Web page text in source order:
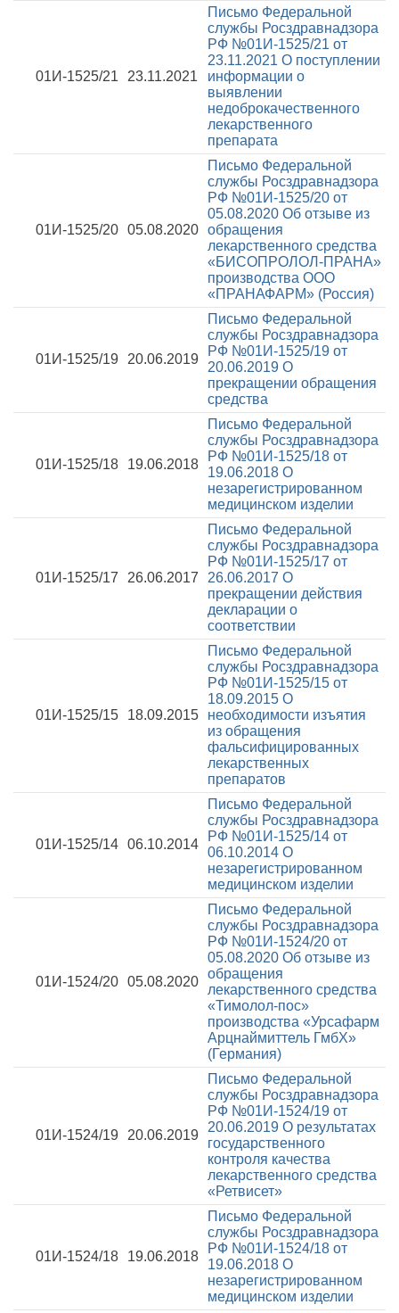
01И-1525/21 23.11.2021
Письмо Федеральной
службы Росздравнадзора
РФ №01И-1525/21 от
23.11.2021 О поступлении
информации о
выявлении
недоброкачественного
лекарственного
препарата
01И-1525/20 05.08.2020
Письмо Федеральной
службы Росздравнадзора
РФ №01И-1525/20 от
05.08.2020 Об отзыве из
обращения
лекарственного средства
«БИСОПРОЛОЛ-ПРАНА»
производства ООО
«ПРАНАФАРМ» (Россия)
01И-1525/19 20.06.2019
Письмо Федеральной
службы Росздравнадзора
РФ №01И-1525/19 от
20.06.2019 О
прекращении обращения
средства
01И-1525/18 19.06.2018
Письмо Федеральной
службы Росздравнадзора
РФ №01И-1525/18 от
19.06.2018 О
незарегистрированном
медицинском изделии
01И-1525/17 26.06.2017
Письмо Федеральной
службы Росздравнадзора
РФ №01И-1525/17 от
26.06.2017 О
прекращении действия
декларации о
соответствии
01И-1525/15 18.09.2015
Письмо Федеральной
службы Росздравнадзора
РФ №01И-1525/15 от
18.09.2015 О
необходимости изъятия
из обращения
фальсифицированных
лекарственных
препаратов
01И-1525/14 06.10.2014
Письмо Федеральной
службы Росздравнадзора
РФ №01И-1525/14 от
06.10.2014 О
незарегистрированном
медицинском изделии
01И-1524/20 05.08.2020
Письмо Федеральной
службы Росздравнадзора
РФ №01И-1524/20 от
05.08.2020 Об отзыве из
обращения
лекарственного средства
«Тимолол-пос»
производства «Урсафарм
Арцнаймиттель ГмбХ»
(Германия)
01И-1524/19 20.06.2019
Письмо Федеральной
службы Росздравнадзора
РФ №01И-1524/19 от
20.06.2019 О результатах
государственного
контроля качества
лекарственного средства
«Ретвисет»
01И-1524/18 19.06.2018
Письмо Федеральной
службы Росздравнадзора
РФ №01И-1524/18 от
19.06.2018 О
незарегистрированном
медицинском изделии